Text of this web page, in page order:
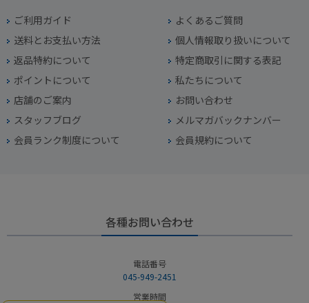
ご利用ガイド
よくあるご質問
送料とお支払い方法
個人情報取り扱いについて
返品特約について
特定商取引に関する表記
ポイントについて
私たちについて
店舗のご案内
お問い合わせ
スタッフブログ
メルマガバックナンバー
会員ランク制度について
会員規約について
各種お問い合わせ
電話番号
045-949-2451
営業時間